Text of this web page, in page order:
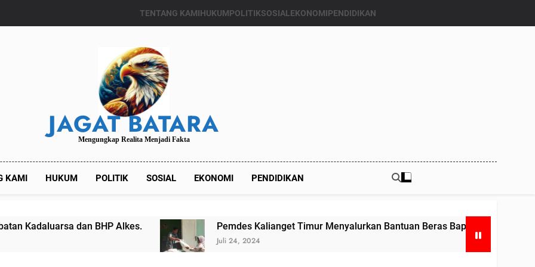
TENTANG KAMIHUKUMPOLITIKSOSIALEKONOMIPENDIDIKAN
JAGAT BATARA
Mengungkap Realita Menjadi Fakta
KAMI HUKUM POLITIK SOSIAL EKONOMI PENDIDIKAN
dan BHP Alkes. Pemdes Kalianget Timur Menyalurkan Bantuan Beras Bapang (Bantuan Pangan) ke
Juli 24, 2024